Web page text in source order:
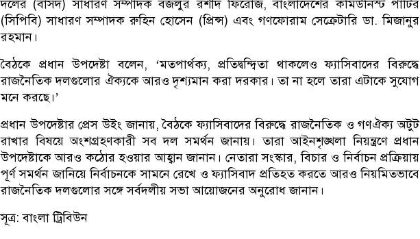
দলের (বাসদ) সাধারণ সম্পাদক বজলুর রশীদ ফিরোজ, বাংলাদেশের কমিউনিস্ট পার্টির
(সিপিবি) সাধারণ সম্পাদক রুহিন হোসেন (প্রিন্স) এবং গণফোরাম সেক্রেটারি ডা. মিজানুর
রহমান।
বৈঠকে প্রধান উপদেষ্টা বলেন, ‘মতপার্থক্য, প্রতিদ্বন্দ্বিতা থাকলেও ফ্যাসিবাদের বিরুদ্ধে
রাজনৈতিক দলগুলোর ঐক্যকে আরও দৃশ্যমান করা দরকার। তা না হলে তারা এটাকে সুযোগ
মনে করছে।’
প্রধান উপদেষ্টার প্রেস উইং জানায়, বৈঠকে ফ্যাসিবাদের বিরুদ্ধে রাজনৈতিক ও গণঐক্য অটুট
রাখার বিষয়ে অংশগ্রহণকারী সব দল সমর্থন জানায়। তারা আইনশৃঙ্খলা নিয়ন্ত্রণে প্রধান
উপদেষ্টাকে আরও কঠোর হওয়ার আহ্বান জানান। নেতারা সংস্কার, বিচার ও নির্বাচন প্রক্রিয়ায়
পূর্ণ সমর্থন জানিয়ে নির্বাচনকে সামনে রেখে ও ফ্যাসিবাদ প্রতিহত করতে আরও নিয়মিতভাবে
রাজনৈতিক দলগুলোর সঙ্গে সর্বদলীয় সভা আয়োজনের অনুরোধ জানান।
সূত্র: বাংলা ট্রিবিউন